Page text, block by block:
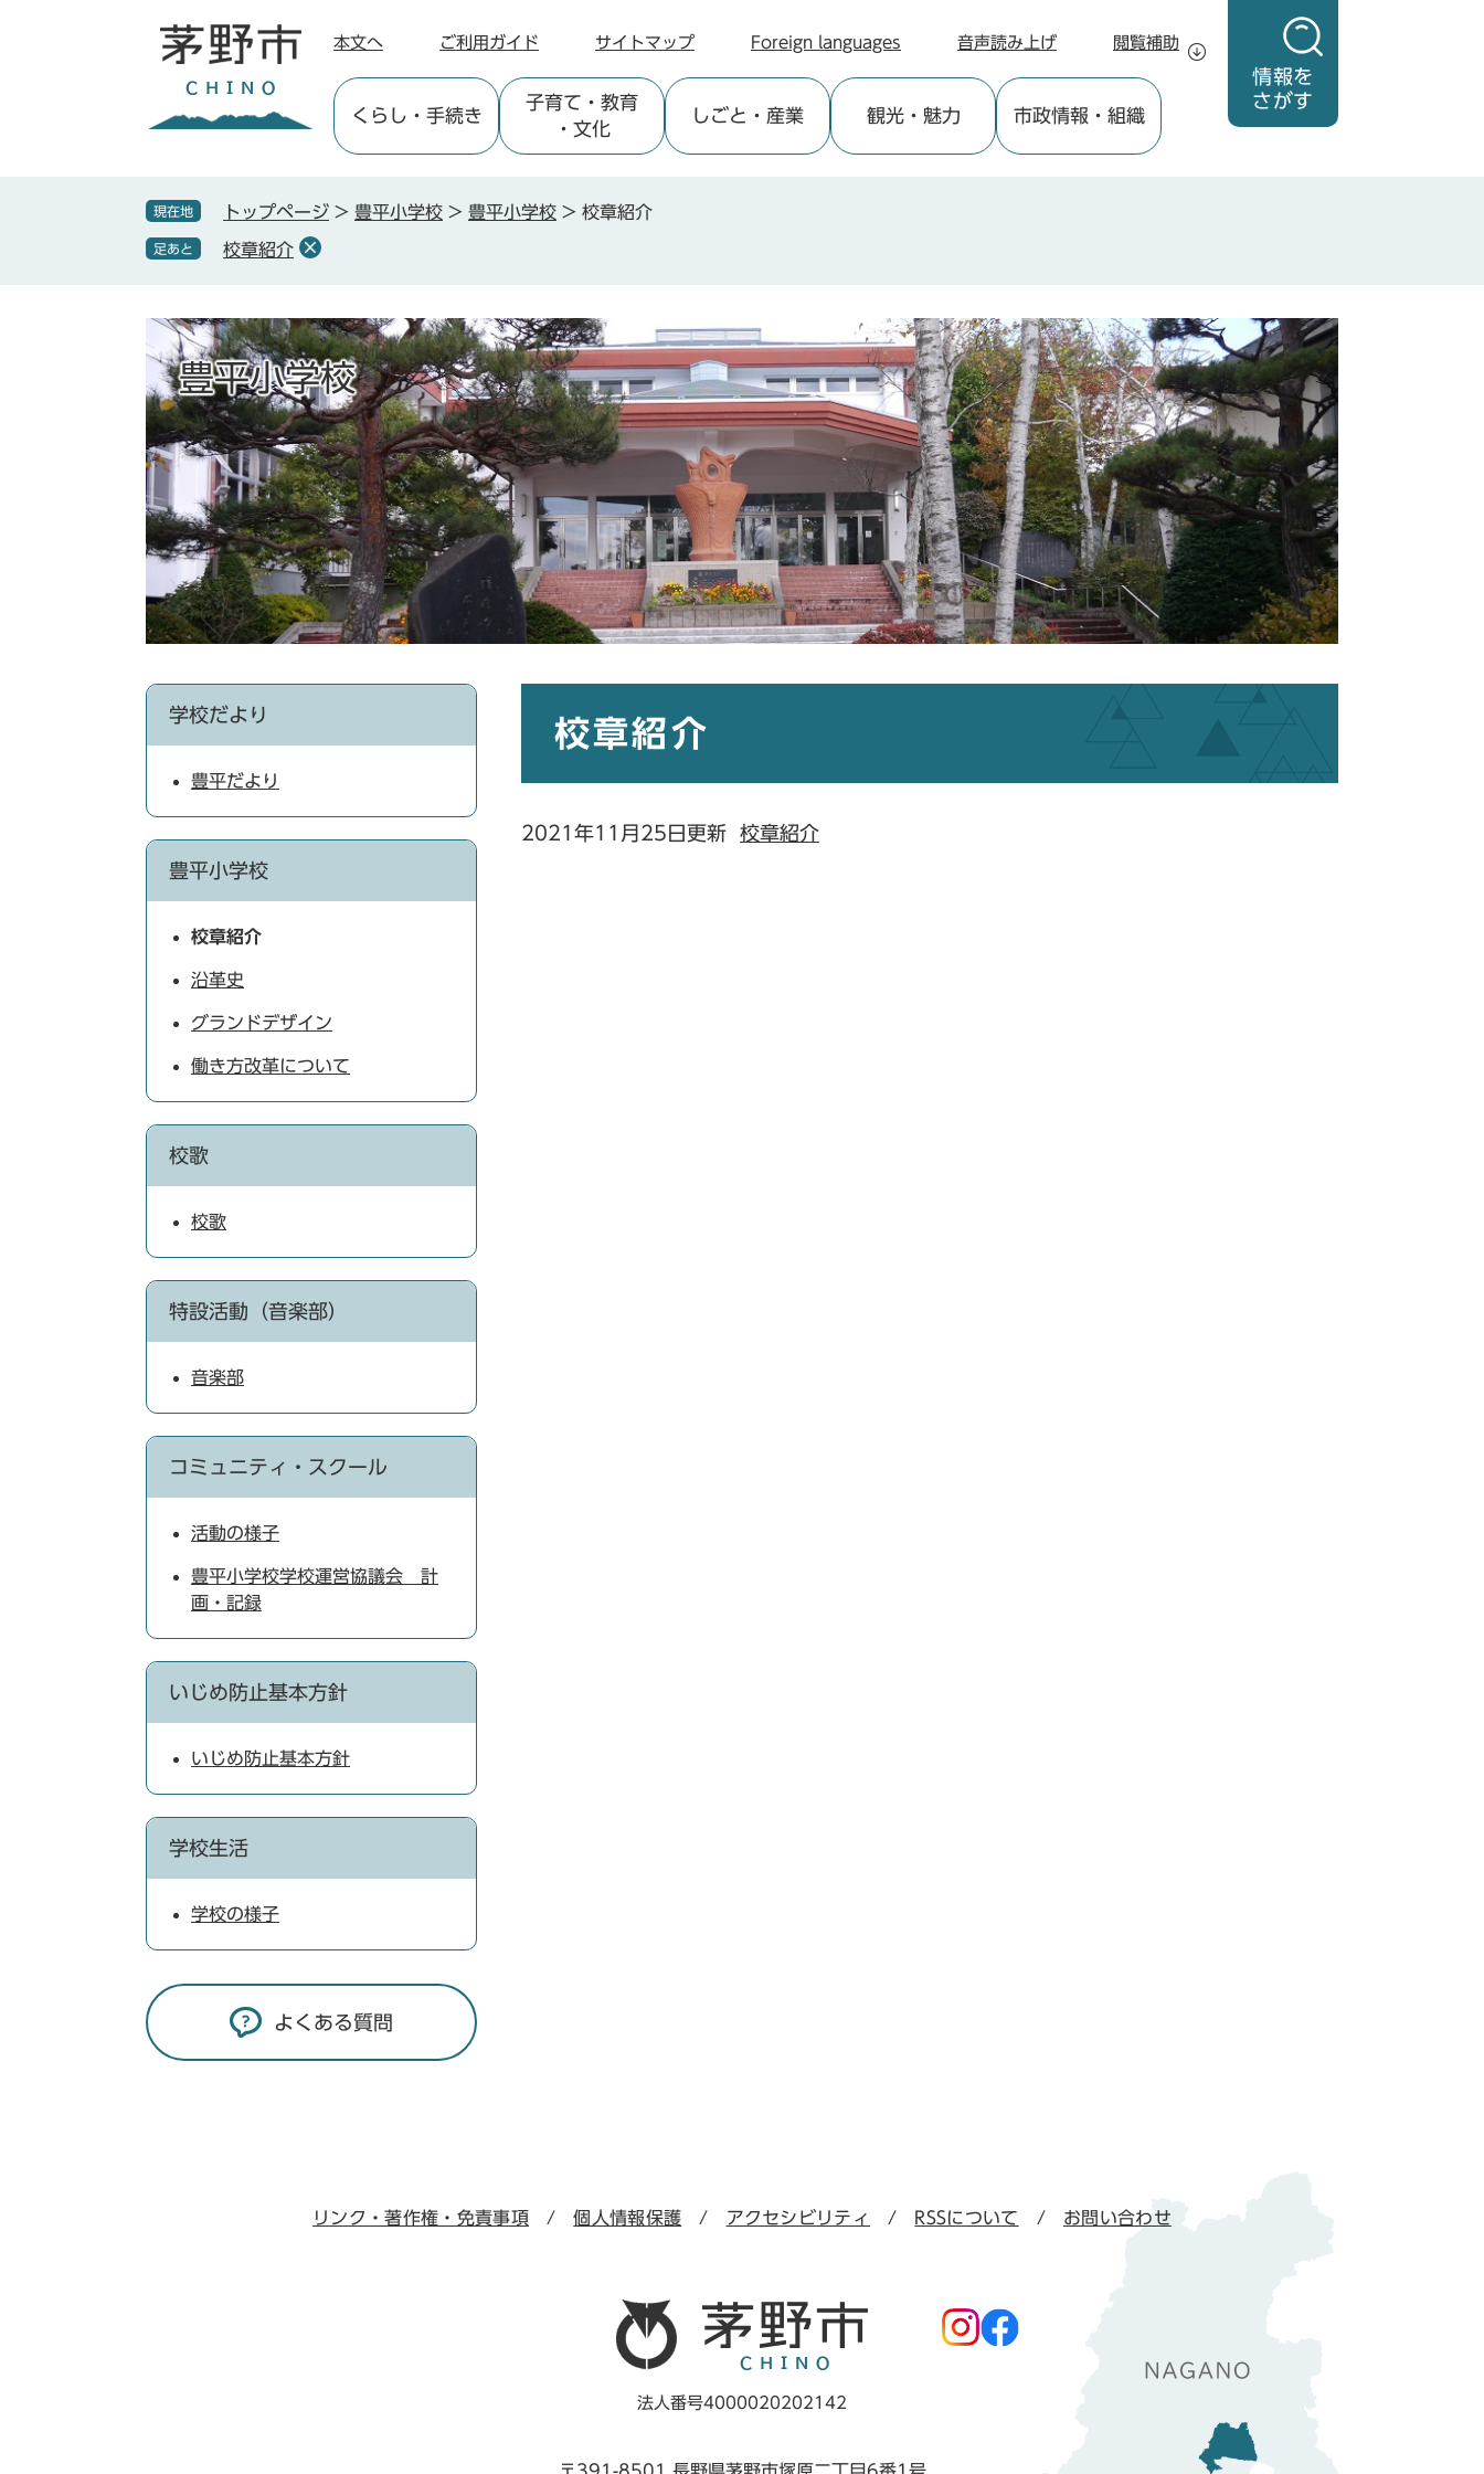
情報を
さがす
本文へ ご利用ガイド サイトマップ Foreign languages 音声読み上げ 閲覧補助
くらし ・手続き
子育て ・教育
・文化
しごと ・産業 観光・魅力 市政情報 ・組織
現在地 トップページ > 豊平小学校 > 豊平小学校 > 校章紹介
足あと 校章紹介
豊平小学校
校章紹介
2021年11月25日更新 校章紹介
学校だより
豊平だより
豊平小学校
校章紹介
沿革史
グランドデザイン
働き方改革について
校歌
校歌
特設活動（音楽部）
音楽部
コミュニティ・スクール
活動の様子
豊平小学校学校運営協議会 計
画・記録
いじめ防止基本方針
いじめ防止基本方針
学校生活
学校の様子
よくある質問
リンク・著作権・免責事項 個人情報保護 アクセシビリティ RSSについて お問い合わせ
法人番号4000020202142
〒391-8501 長野県茅野市塚原二丁目6番1号